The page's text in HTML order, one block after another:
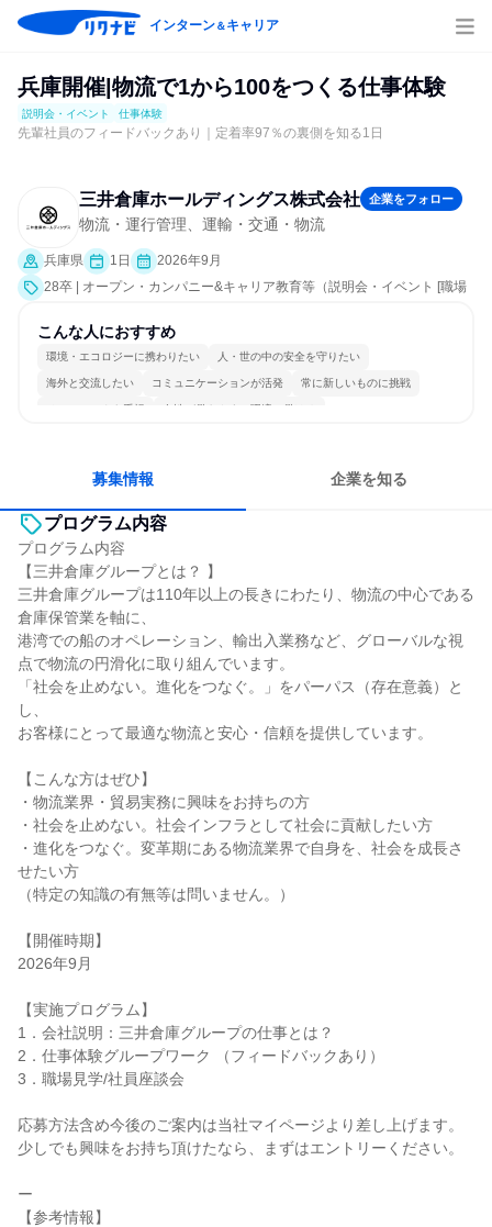
インターン＆キャリア
兵庫開催|物流で1から100をつくる仕事体験
説明会・イベント 仕事体験
先輩社員のフィードバックあり｜定着率97％の裏側を知る1日
三井倉庫ホールディングス株式会社 企業をフォロー
物流・運行管理、運輸・交通・物流
兵庫県 1日
2026年9月
28卒 | オープン・カンパニー&キャリア教育等（説明会・イベント [職場
こんな人におすすめ
環境・エコロジーに携わりたい 人・世の中の安全を守りたい
海外と交流したい コミュニケーションが活発 常に新しいものに挑戦
チームワークを重視 女性が働きやすい環境で働ける
募集情報 企業を知る
プログラム内容
プログラム内容
【三井倉庫グループとは？ 】
三井倉庫グループは110年以上の長きにわたり、物流の中心である
倉庫保管業を軸に、
港湾での船のオペレーション、輸出入業務など、グローバルな視
点で物流の円滑化に取り組んでいます。
「社会を止めない。進化をつなぐ。」をパーパス（存在意義）と
し、
お客様にとって最適な物流と安心・信頼を提供しています。
【こんな方はぜひ】
・物流業界・貿易実務に興味をお持ちの方
・社会を止めない。社会インフラとして社会に貢献したい方
・進化をつなぐ。変革期にある物流業界で自身を、社会を成長さ
せたい方
（特定の知識の有無等は問いません。）
【開催時期】
2026年9月
【実施プログラム】
1．会社説明：三井倉庫グループの仕事とは？
2．仕事体験グループワーク （フィードバックあり）
3．職場見学/社員座談会
応募方法含め今後のご案内は当社マイページより差し上げます。
少しでも興味をお持ち頂けたなら、まずはエントリーください。
ー
【参考情報】